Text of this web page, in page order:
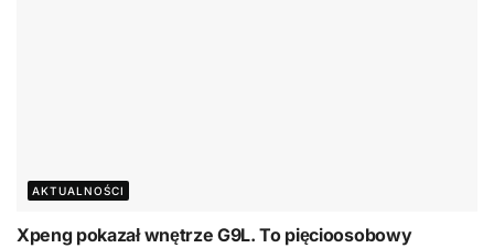
AKTUALNOŚCI
Xpeng pokazał wnętrze G9L. To pięcioosobowy